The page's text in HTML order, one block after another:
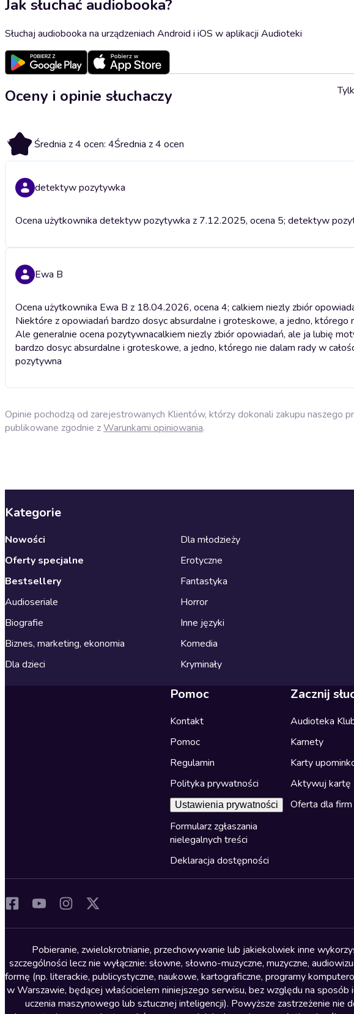
Jak słuchać audiobooka?
Słuchaj audiobooka na urządzeniach Android i iOS w aplikacji Audioteki
Oceny i opinie słuchaczy
4 Średnia z 4 ocen: 4Średnia z 4 ocen
detektyw pozytywka
Ocena użytkownika detektyw pozytywka z 7.12.2025, ocena 5; detektyw
Ewa B
Ocena użytkownika Ewa B z 18.04.2026, ocena 4; calkiem niezly zbiór
Niektóre z opowiadań bardzo dosyc absurdalne i groteskowe, a jedno, którego
Ale generalnie ocena pozytywnacalkiem niezly zbiór opowiadań, ale ja lubię
bardzo dosyc absurdalne i groteskowe, a jedno, którego nie dalam rady w
pozytywna
Opinie pochodzą od zarejestrowanych Klientów, którzy dokonali zakupu naszego
publikowane zgodnie zWarunkami opiniowania.
Kategorie
Nowości
Oferty specjalne
Bestsellery
Audioseriale
Biografie
Biznes, marketing, ekonomia
Dla dzieci
Dla młodzieży
Erotyczne
Fantastyka
Horror
Inne języki
Komedia
Kryminały
Pomoc
Kontakt
Pomoc
Regulamin
Polityka prywatności
Ustawienia prywatności
Formularz zgłaszania
nielegalnych treści
Deklaracja dostępności
Zacznij
Audioteka
Karnety
Karty
Aktywuj kartę
Oferta dla
Pobieranie, zwielokrotnianie, przechowywanie lub jakiekolwiek inne
szczególności lecz nie wyłącznie: słowne, słowno-muzyczne, muzyczne,
formę (np. literackie, publicystyczne, naukowe, kartograficzne, programy
w Warszawie, będącej właścicielem niniejszego serwisu, bez względu na
uczenia maszynowego lub sztucznej inteligencji). Powyższe zastrzeżenie